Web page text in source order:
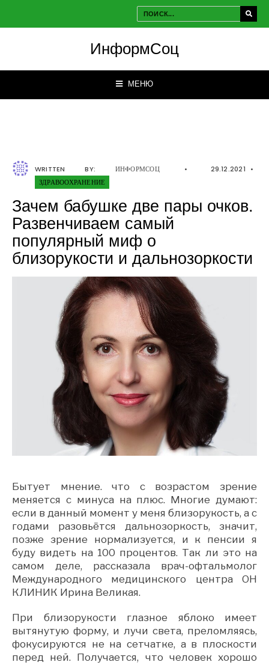
ИнформСоц
МЕНЮ
WRITTEN BY: ИНФОРМСОЦ • 29.12.2021
•
ЗДРАВООХРАНЕНИЕ
Зачем бабушке две пары очков.
Развенчиваем самый
популярный миф о
близорукости и дальнозоркости
Бытует мнение. что с возрастом зрение
меняется с минуса на плюс. Многие думают:
если в данный момент у меня близорукость, а с
годами разовьётся дальнозоркость, значит,
позже зрение нормализуется, и к пенсии я
буду видеть на 100 процентов. Так ли это на
самом деле, рассказала врач-офтальмолог
Международного медицинского центра ОН
КЛИНИК Ирина Великая.
При близорукости глазное яблоко имеет
вытянутую форму, и лучи света, преломляясь,
фокусируются не на сетчатке, а в плоскости
перед ней. Получается, что человек хорошо